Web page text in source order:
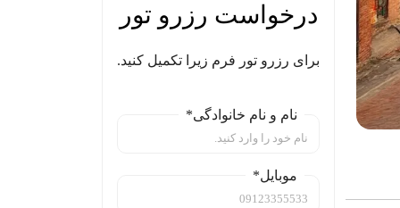
درخواست رزرو تور
برای رزرو تور فرم زیرا تکمیل کنید.
نام و نام خانوادگی*
موبایل*